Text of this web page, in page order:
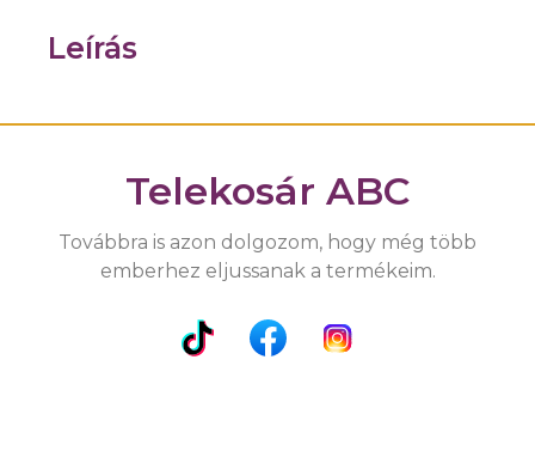
Leírás
Telekosár ABC
Továbbra is azon dolgozom, hogy még több
emberhez eljussanak a termékeim.